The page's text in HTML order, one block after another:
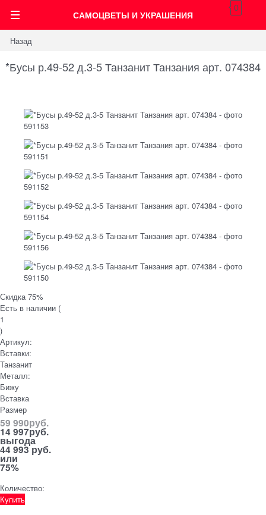
САМОЦВЕТЫ И УКРАШЕНИЯ
0
Назад
*Бусы р.49-52 д.3-5 Танзанит Танзания арт. 074384
Скидка 75%
Есть в наличии (
1
)
Артикул:
Вставки:
Танзанит
Металл:
Бижу
Вставка
Размер
59 990руб.
14 997руб.
выгода
44 993 руб.
или
75%
Количество:
Купить